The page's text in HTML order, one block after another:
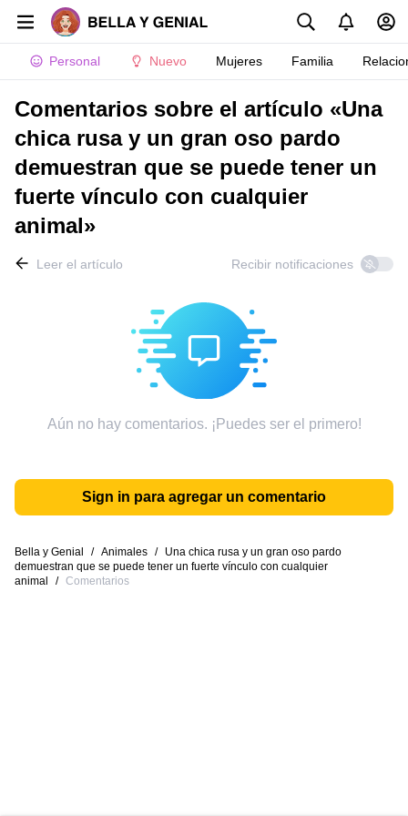
Personal Nuevo Mujeres Familia
Comentarios sobre el artículo «Una
chica rusa y un gran oso pardo
demuestran que se puede tener un
fuerte vínculo con cualquier
animal»
Leer el artículo Recibir notificaciones
Aún no hay comentarios. ¡Puedes ser el primero!
Sign in para agregar un comentario
Bella y Genial / Animales /
Una chica rusa y un gran oso pardo
demuestran que se puede tener un fuerte vínculo con cualquier
animal
/ Comentarios